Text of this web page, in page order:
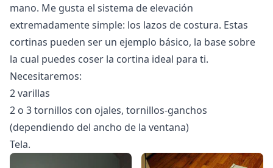
mano. Me gusta el sistema de elevación
extremadamente simple: los lazos de costura. Estas
cortinas pueden ser un ejemplo básico, la base sobre
la cual puedes coser la cortina ideal para ti.
Necesitaremos:
2 varillas
2 o 3 tornillos con ojales, tornillos-ganchos
(dependiendo del ancho de la ventana)
Tela.